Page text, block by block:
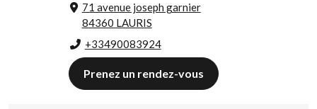
71 avenue joseph garnier
84360 LAURIS
+33490083924
Prenez un rendez-vous